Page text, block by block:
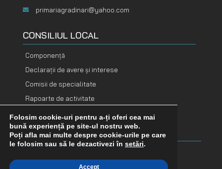
primariagradinari@yahoo.com
CONSILIUL LOCAL
Componență
Declarații de avere și interese
Comisii de specialitate
Rapoarte de activitate
DOCUMENTE
FINANCIARE
DOCUMENTE
ADOPTATE
Folosim cookie-uri pentru a-ți oferi cea mai
bună experiență pe site-ul nostru web.
Poți afla mai multe despre cookie-urile pe care
le folosim sau să le dezactivezi în setări.
Accept